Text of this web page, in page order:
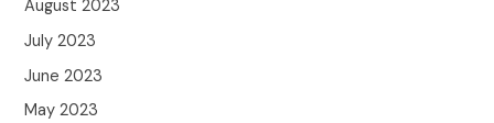
August 2023
July 2023
June 2023
May 2023